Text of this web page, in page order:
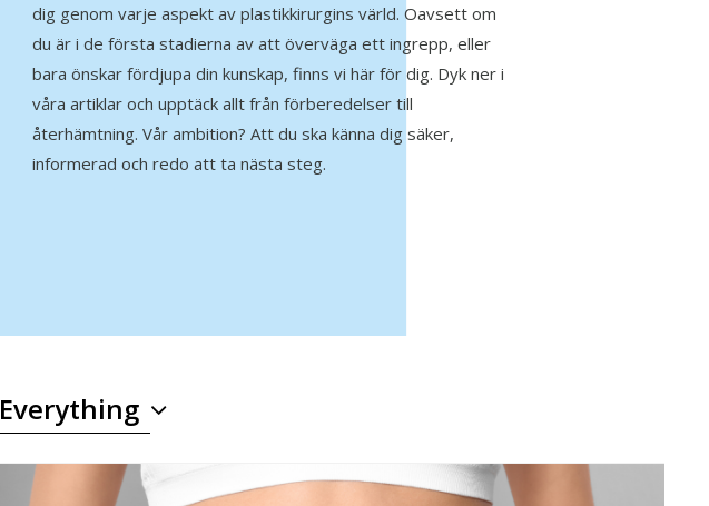
dig genom varje aspekt av plastikkirurgins värld. Oavsett om
du är i de första stadierna av att överväga ett ingrepp, eller
bara önskar fördjupa din kunskap, finns vi här för dig. Dyk ner i
våra artiklar och upptäck allt från förberedelser till
återhämtning. Vår ambition? Att du ska känna dig säker,
informerad och redo att ta nästa steg.
Everything